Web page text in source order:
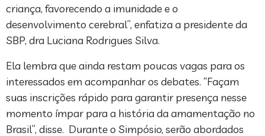
criança, favorecendo a imunidade e o
desenvolvimento cerebral”, enfatiza a presidente da
SBP, dra Luciana Rodrigues Silva.
Ela lembra que ainda restam poucas vagas para os
interessados em acompanhar os debates. “Façam
suas inscrições rápido para garantir presença nesse
momento ímpar para a história da amamentação no
Brasil”, disse. Durante o Simpósio, serão abordados